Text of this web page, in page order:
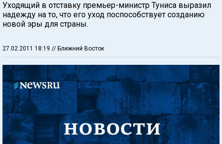
Уходящий в отставку премьер-министр Туниса выразил
надежду на то, что его уход поспособствует созданию
новой эры для страны.
27.02.2011 18:19 // Ближний Восток